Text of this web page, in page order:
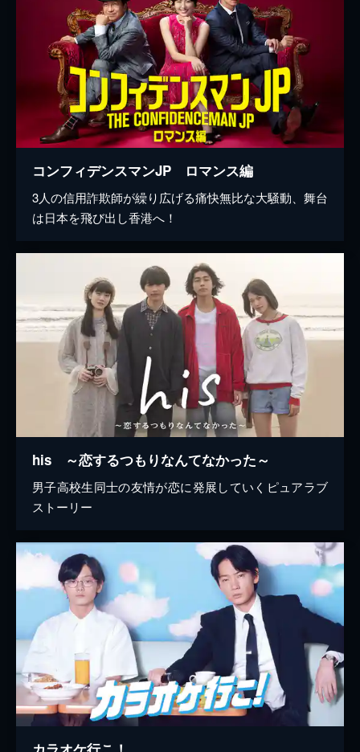
コンフィデンスマンJP ロマンス編
3人の信用詐欺師が繰り広げる痛快無比な大騒動、舞台
は日本を飛び出し香港へ！
his ～恋するつもりなんてなかった～
男子高校生同士の友情が恋に発展していくピュアラブ
ストーリー